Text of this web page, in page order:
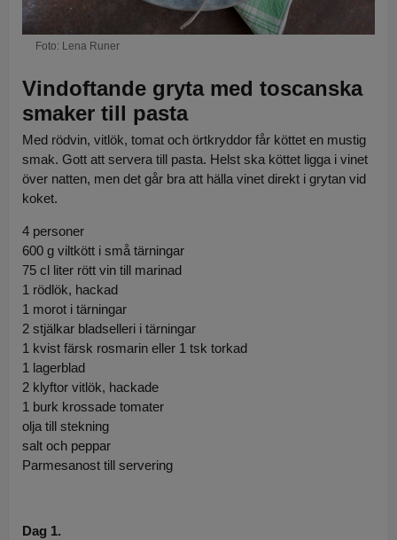
Foto: Lena Runer
Vindoftande gryta med toscanska
smaker till pasta
Med rödvin, vitlök, tomat och örtkryddor får köttet en mustig
smak. Gott att servera till pasta. Helst ska köttet ligga i vinet
över natten, men det går bra att hälla vinet direkt i grytan vid
koket.
4 personer
600 g viltkött i små tärningar
75 cl liter rött vin till marinad
1 rödlök, hackad
1 morot i tärningar
2 stjälkar bladselleri i tärningar
1 kvist färsk rosmarin eller 1 tsk torkad
1 lagerblad
2 klyftor vitlök, hackade
1 burk krossade tomater
olja till stekning
salt och peppar
Parmesanost till servering
Dag 1.